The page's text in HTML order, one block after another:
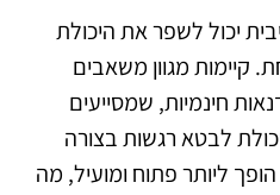
יכול לשפר את היכולת
קיימות מגוון משאבים
חינמיות, שמסייעים
לבטא רגשות בצורה
ליותר פתוח ומועיל, מה